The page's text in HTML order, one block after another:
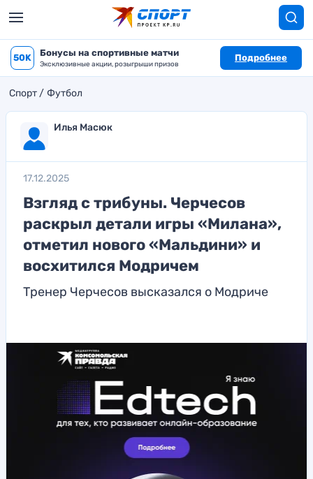
50K Бонусы на спортивные матчи
Эксклюзивные акции, розыгрыши призов
Подробнее
Спорт Футбол
Илья Масюк
17.12.2025
Взгляд с трибуны. Черчесов
раскрыл детали игры «Милана»,
отметил нового «Мальдини» и
восхитился Модричем
Тренер Черчесов высказался о Модриче